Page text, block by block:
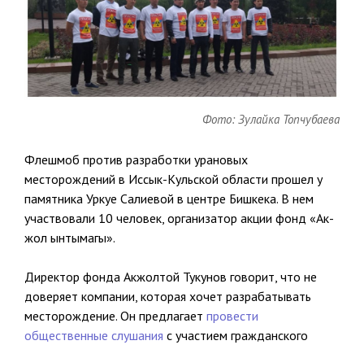
Фото: Зулайка Топчубаева
Флешмоб против разработки урановых
месторождений в Иссык-Кульской области прошел у
памятника Уркуе Салиевой в центре Бишкека. В нем
участвовали 10 человек, организатор акции фонд «Ак-
жол ынтымагы».
Директор фонда Акжолтой Тукунов говорит, что не
доверяет компании, которая хочет разрабатывать
месторождение. Он предлагает провести
общественные слушания с участием гражданского